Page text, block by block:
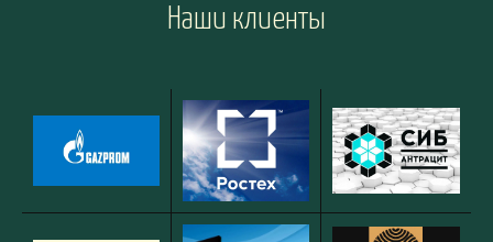
Наши клиенты